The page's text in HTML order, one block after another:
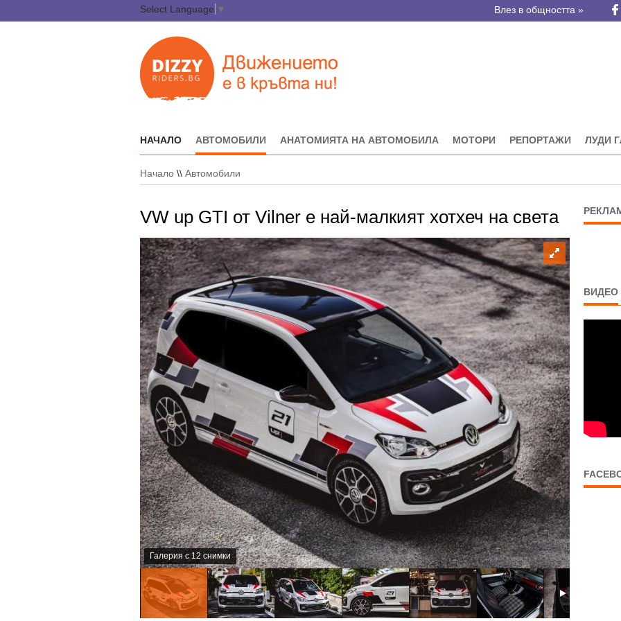
Select Language ▼ Влез в общността »
НАЧАЛО АВТОМОБИЛИ АНАТОМИЯТА НА АВТОМОБИЛА МОТОРИ РЕПОРТАЖИ ЛУДИ
Начало \\ Автомобили
VW up GTI от Vilner e най-малкият хотхеч на света
Галерия с 12 снимки
ВИДЕО